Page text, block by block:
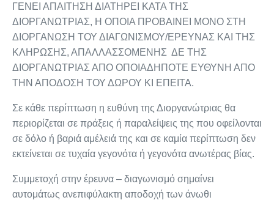
ΓΕΝΕΙ ΑΠΑΙΤΗΣΗ ΔΙΑΤΗΡΕΙ ΚΑΤΑ ΤΗΣ
ΔΙΟΡΓΑΝΩΤΡΙΑΣ, Η ΟΠΟΙΑ ΠΡΟΒΑΙΝΕΙ ΜΟΝΟ ΣΤΗ
ΔΙΟΡΓΑΝΩΣΗ ΤΟΥ ΔΙΑΓΩΝΙΣΜΟΥ/ΕΡΕΥΝΑΣ ΚΑΙ ΤΗΣ
ΚΛΗΡΩΣΗΣ, ΑΠΑΛΛΑΣΣΟΜΕΝΗΣ ΔΕ ΤΗΣ
ΔΙΟΡΓΑΝΩΤΡΙΑΣ ΑΠΟ ΟΠΟΙΑΔΗΠΟΤΕ ΕΥΘΥΝΗ ΑΠΟ
ΤΗΝ ΑΠΟΔΟΣΗ ΤΟΥ ΔΩΡΟΥ ΚΙ ΕΠΕΙΤΑ.
Σε κάθε περίπτωση η ευθύνη της Διοργανώτριας θα
περιορίζεται σε πράξεις ή παραλείψεις της που οφείλονται
σε δόλο ή βαριά αμέλειά της και σε καμία περίπτωση δεν
εκτείνεται σε τυχαία γεγονότα ή γεγονότα ανωτέρας βίας.
Συμμετοχή στην έρευνα – διαγωνισμό σημαίνει
αυτομάτως ανεπιφύλακτη αποδοχή των άνωθι